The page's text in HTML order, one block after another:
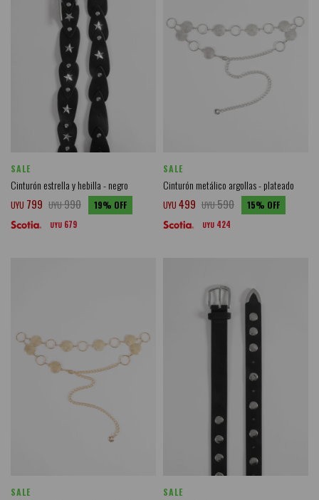
SALE
Cinturón estrella y hebilla - negro
UYU 799 UYU990 19
UYU 679
SALE
Cinturón metálico argollas - plateado
UYU 499 UYU590 15
UYU 424
SALE SALE